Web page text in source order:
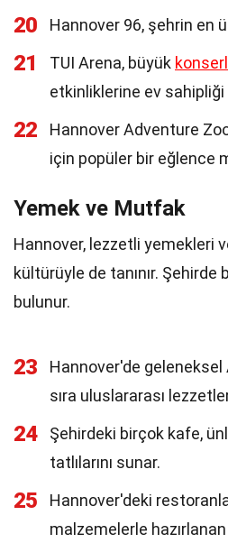
20 Hannover 96, şehrin en
21 TUI Arena, büyük
etkinliklerine ev sahipliği
22
Hannover Adventure
için popüler bir eğlence
Yemek ve Mutfak
Hannover, lezzetli yemekleri
kültürüyle de tanınır.
bulunur.
23
Hannover'de geleneksel
sıra uluslararası
24
Şehirdeki birçok kafe,
tatlılarını sunar.
25
Hannover'deki
malzemelerle